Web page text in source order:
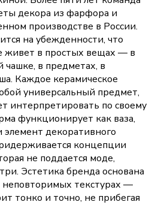
декора из фарфора и
производстве в России.
на убежденности, что
живет в простых вещах — в
чашке, в предметах, в
Каждое керамическое
универсальный предмет,
интерпретировать по своему
функционирует как ваза,
элемент декоративного
концепции
не поддается моде,
Эстетика бренда основана
текстурах —
тонко и точно, не прибегая